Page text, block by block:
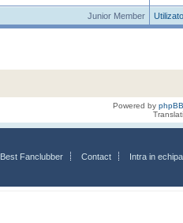
Junior Member
Powered by phpBB
Best Fanclubber Contact Intra in